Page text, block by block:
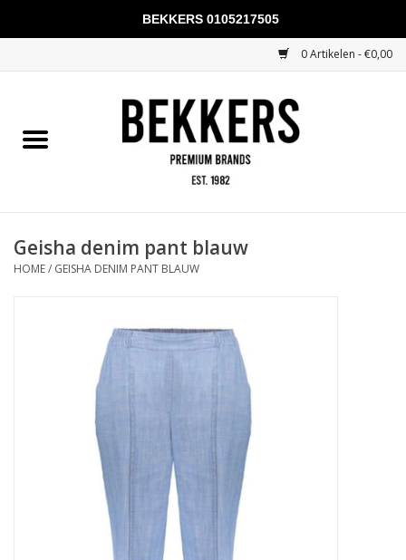
0 Artikelen - €0,00
Mannen
KADOBONNEN
Geisha denim pant blauw
HOME/ GEISHA DENIM PANT BLAUW
BEKKERS 0105217505